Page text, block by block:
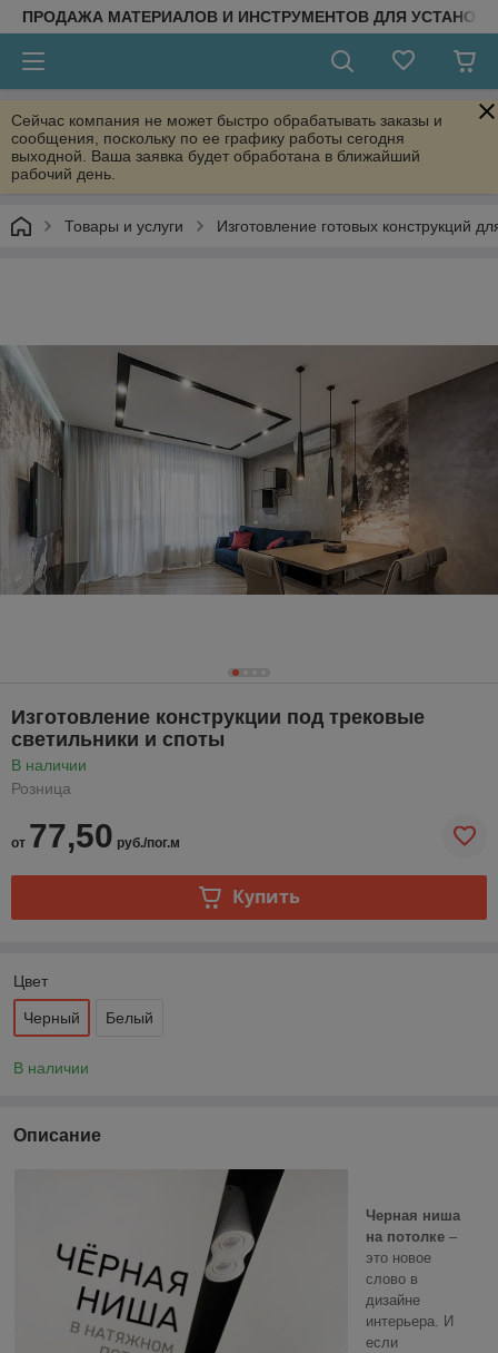
ПРОДАЖА МАТЕРИАЛОВ И ИНСТРУМЕНТОВ ДЛЯ
Сейчас компания не может быстро обрабатывать заказы и
сообщения, поскольку по ее графику работы сегодня
выходной. Ваша заявка будет обработана в ближайший
рабочий день.
Товары и услуги Изготовление готовых конструкций
Изготовление конструкции под трековые
светильники и споты
В наличии
Розница
от 77,50 руб./пог.м
Купить
Цвет
Черный Белый
В наличии
Описание
Черная ниша
на потолке –
это новое
слово в
дизайне
интерьера. И
если